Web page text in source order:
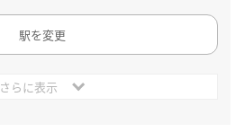
駅を変更
さらに表示